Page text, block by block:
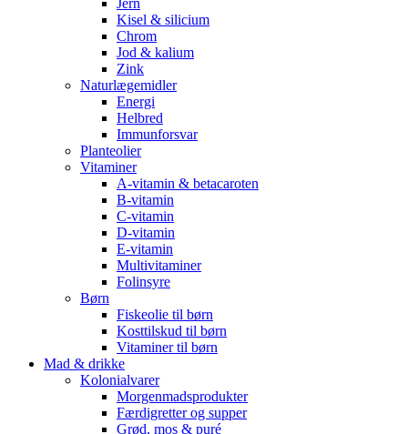
Jern
Kisel & silicium
Chrom
Jod & kalium
Zink
Naturlægemidler
Energi
Helbred
Immunforsvar
Planteolier
Vitaminer
A-vitamin & betacaroten
B-vitamin
C-vitamin
D-vitamin
E-vitamin
Multivitaminer
Folinsyre
Børn
Fiskeolie til børn
Kosttilskud til børn
Vitaminer til børn
Mad & drikke
Kolonialvarer
Morgenmadsprodukter
Færdigretter og supper
Grød, mos & puré